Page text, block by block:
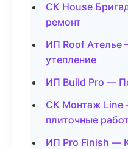
СК House
ремонт
ИП Roof Ателье
утепление
ИП Build Pro —
СК Монтаж Line
плиточные
ИП Pro Finish —